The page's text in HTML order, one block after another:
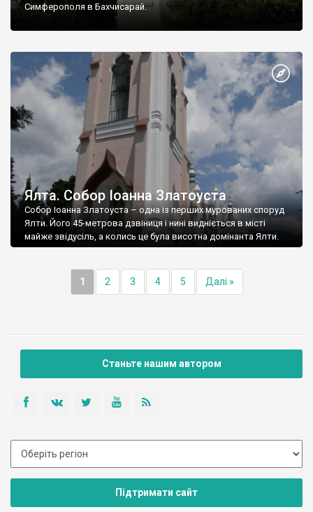
Симферополя в Бахчисарай.
Ялта. Собор Іоанна Златоуста
Собор Іоанна Златоуста – одна із перших мурованих споруд
Ялти. Його 45-метрова дзвіниця і нині видніється в місті
майже звідусіль, а колись це була висотна домінанта Ялти.
1 2 3 4 5 Далі »
Станьте нашим автором
Підтримати сайт